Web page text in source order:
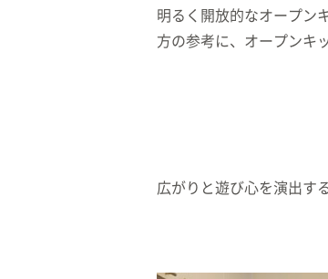
明るく開放的なオープン
方の参考に、オープンキ
広がりと遊び心を演出す